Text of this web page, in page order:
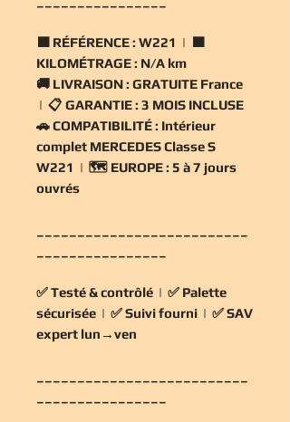
🟧 RÉFÉRENCE : W221 | 🟧
KILOMÉTRAGE : N/A km
🚚 LIVRAISON : GRATUITE France
| 📋 GARANTIE : 3 MOIS INCLUSE
🚗COMPATIBILITÉ : Intérieur
complet MERCEDES Classe S
W221 | 🗺️ EUROPE : 5 à 7 jours
ouvrés
✅Testé & contrôlé | ✅ Palette
sécurisée | ✅Suivi fourni | ✅SAV
expert lun→ven